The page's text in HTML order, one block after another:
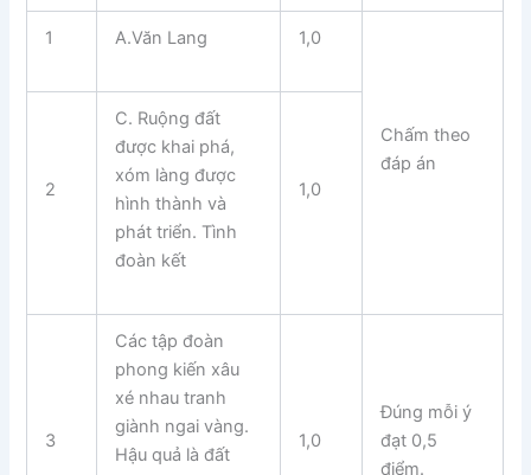
1 A.Văn Lang 1,0
Chấm theo
đáp án
2
C. Ruộng đất
được khai phá,
xóm làng được
hình thành và
phát triển. Tình
đoàn kết
1,0
3
Các tập đoàn
phong kiến xâu
xé nhau tranh
giành ngai vàng.
Hậu quả là đất
1,0
Đúng mỗi ý
đạt 0,5
điểm.